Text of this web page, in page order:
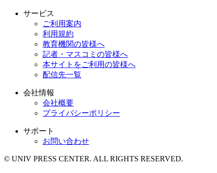
サービス
ご利用案内
利用規約
教育機関の皆様へ
記者・マスコミの皆様へ
本サイトをご利用の皆様へ
配信先一覧
会社情報
会社概要
プライバシーポリシー
サポート
お問い合わせ
© UNIV PRESS CENTER. ALL RIGHTS RESERVED.